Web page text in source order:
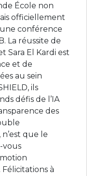
École non
officiellement
conférence
La réussite de
Sara El Kardi est
et de
au sein
ils
défis de l’IA
des
que le
vous
à